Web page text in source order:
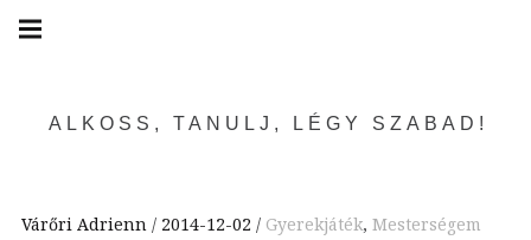
Skip
ALKOSS, TANULJ, LÉGY SZABAD!
navigation
Várőri Adrienn 2014-12-02 Gyerekjáték, Mesterségem